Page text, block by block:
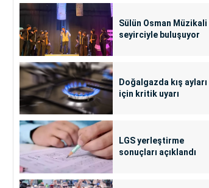
Sülün Osman Müzikali
seyirciyle buluşuyor
Doğalgazda kış ayları
için kritik uyarı
LGS yerleştirme
sonuçları açıklandı